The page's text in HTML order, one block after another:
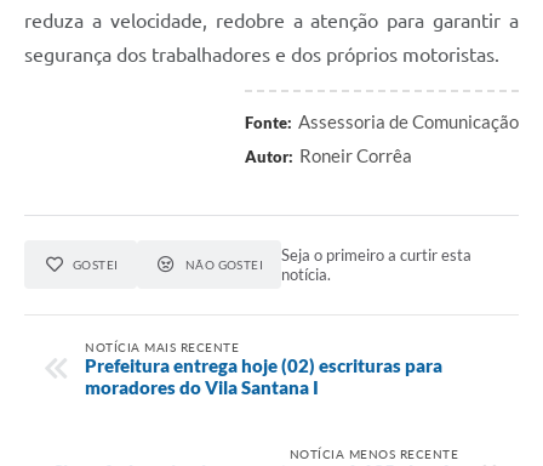
reduza a velocidade, redobre a atenção para garantir a
segurança dos trabalhadores e dos próprios motoristas.
Fonte: Assessoria de Comunicação
Autor: Roneir Corrêa
GOSTEI NÃO GOSTEI
Seja o primeiro a curtir esta
notícia.
NOTÍCIA MAIS RECENTE
Prefeitura entrega hoje (02) escrituras para
moradores do Vila Santana I
NOTÍCIA MENOS RECENTE